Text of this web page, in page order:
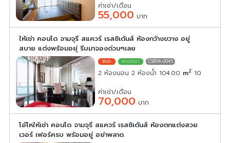
ค่าเช่า/เดือน
55,000 บาท
ให้เช่า คอนโด จามจุรี สแควร์ เรสซิเด้นส์ ห้องกว้างขวาง อยู่
สบาย แต่งพร้อมอยุ่ รีบมาจองด่วนๆเลย
CSR04-0045
2 ห้องนอน 2 ห้องน้ำ 104.00 m2 10
ค่าเช่า/เดือน
70,000 บาท
โอ้โหให้เช่า คอนโด จามจุรี สแควร์ เรสซิเด้นส์ ห้องตกแต่งสวย
เวอร์ เฟอร์ครบ พร้อมอยู่ อย่าพลาด